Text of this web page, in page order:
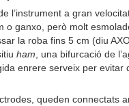
l’instrument a gran
o ganxo, però molt
la roba fins 5 cm (diu
ham , una bifurcació de
enrere serveix per evitar
queden connectats